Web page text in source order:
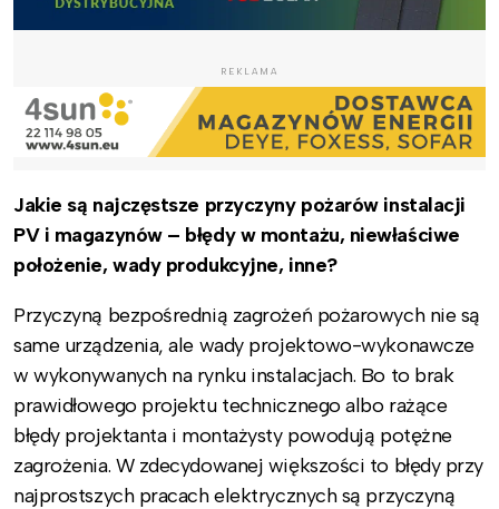
REKLAMA
Jakie są najczęstsze przyczyny pożarów instalacji
PV i magazynów – błędy w montażu, niewłaściwe
położenie, wady produkcyjne, inne?
Przyczyną bezpośrednią zagrożeń pożarowych nie są
same urządzenia, ale wady projektowo-wykonawcze
w wykonywanych na rynku instalacjach. Bo to brak
prawidłowego projektu technicznego albo rażące
błędy projektanta i montażysty powodują potężne
zagrożenia. W zdecydowanej większości to błędy przy
najprostszych pracach elektrycznych są przyczyną